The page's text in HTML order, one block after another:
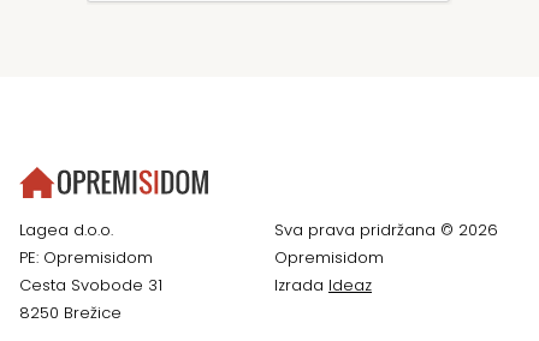
Lagea d.o.o.
PE: Opremisidom
Cesta Svobode 31
8250 Brežice
Sva prava pridržana © 2026
Opremisidom
Izrada Ideaz